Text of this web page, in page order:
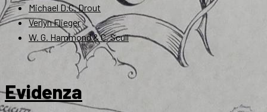
Michael D.C. Drout
Verlyn Flieger
W. G. Hammond & C. Scull
Evidenza